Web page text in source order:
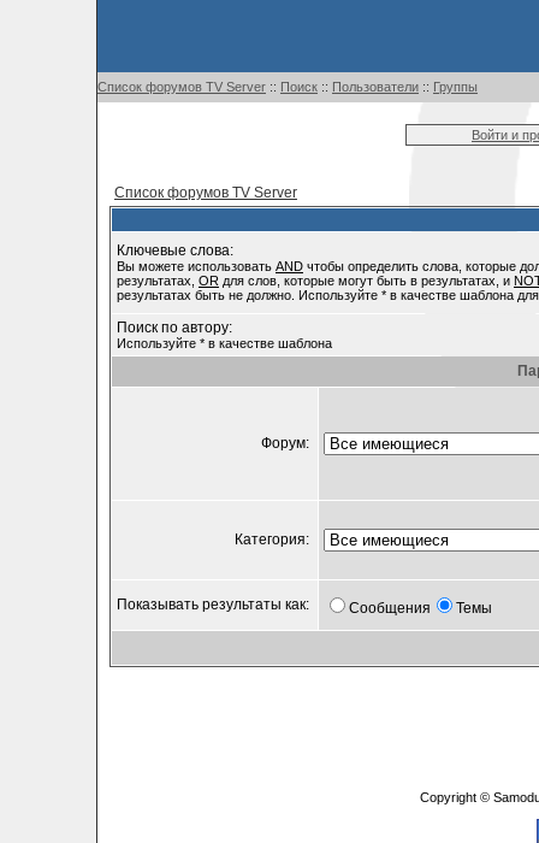
Список форумов TV Server :: Поиск :: Пользователи :: Группы
Войти и
Список форумов TV Server
Ключевые слова:
Вы можете использовать AND чтобы определить слова, которые
результатах, OR для слов, которые могут быть в результатах, и
результатах быть не должно. Используйте * в качестве шаблона
Поиск по автору:
Используйте * в качестве шаблона
Форум:
Категория:
Показывать результаты как: Сообщения Темы
Copyright ©